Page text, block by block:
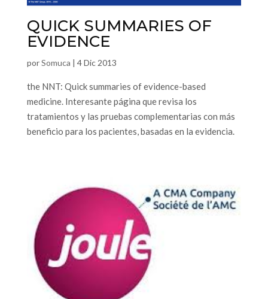
QUICK SUMMARIES OF
EVIDENCE
porSomuca | 4 Dic 2013
the NNT: Quick summaries of evidence-based
medicine. Interesante página que revisa los
tratamientos y las pruebas complementarias con más
beneficio para los pacientes, basadas en la evidencia.